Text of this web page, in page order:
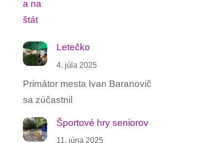
Letečko
4. júla 2025
Primátor mesta Ivan Baranovič
sa zúčastnil
Športové hry seniorov
11. júna 2025